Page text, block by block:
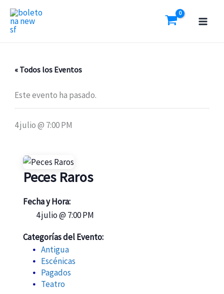
contenido
« Todos los Eventos
Este evento ha pasado.
4 julio @ 7:00 PM
Peces Raros
Fecha y Hora:
4 julio @ 7:00 PM
Categorías del Evento:
Antigua
Escénicas
Pagados
Teatro